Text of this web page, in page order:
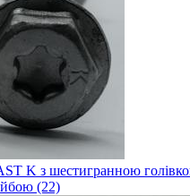
K з шестигранною
(22)